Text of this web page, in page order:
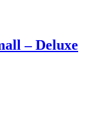
– Deluxe